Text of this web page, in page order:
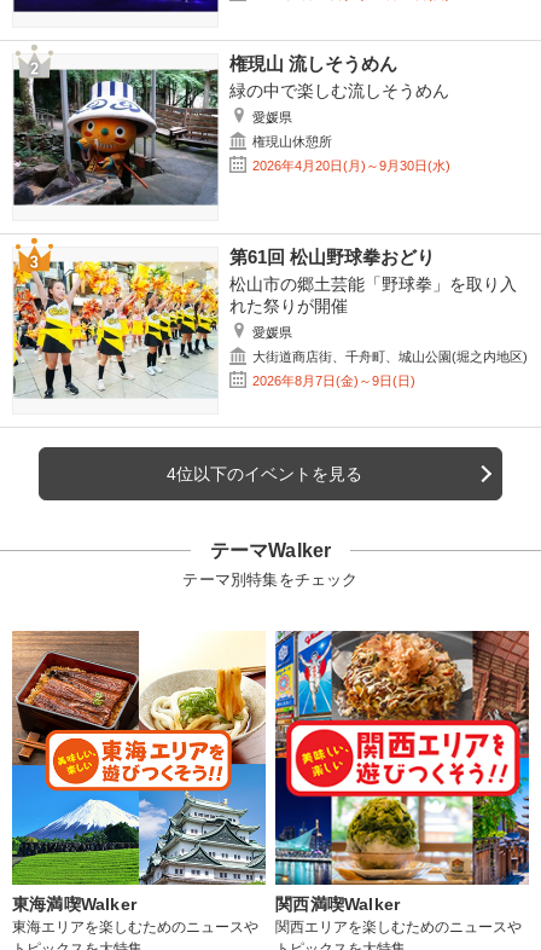
権現山 流しそうめん
緑の中で楽しむ流しそうめん
愛媛県
権現山休憩所
2026年4月20日(月)～9月30日(水)
第61回 松山野球拳おどり
松山市の郷土芸能「野球拳」を取り入
れた祭りが開催
愛媛県
大街道商店街、千舟町、城山公園(堀之内地区)
2026年8月7日(金)～9日(日)
4位以下のイベントを見る
テーマWalker
テーマ別特集をチェック
東海満喫Walker
東海エリアを楽しむためのニュースや
関西満喫Walker
関西エリアを楽しむためのニュースや